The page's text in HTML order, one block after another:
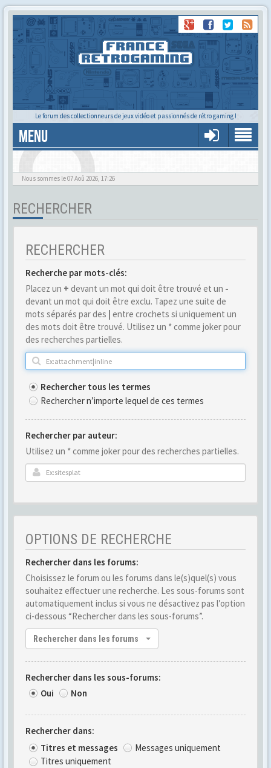
Le forum des collectionneurs de jeux vidéo et passionnés de rétro gaming !
MENU
Alors tu trouves ?
Nous sommes le 07 Aoû 2026, 17:26
RECHERCHER
RECHERCHER
Recherche par mots-clés:
Placez un + devant un mot qui doit être trouvé et un -
devant un mot qui doit être exclu. Tapez une suite de
mots séparés par des | entre crochets si uniquement un
des mots doit être trouvé. Utilisez un * comme joker pour
des recherches partielles.
Rechercher tous les termes
Rechercher n’importe lequel de ces termes
Rechercher par auteur:
Utilisez un * comme joker pour des recherches partielles.
OPTIONS DE RECHERCHE
Rechercher dans les forums:
Choisissez le forum ou les forums dans le(s)quel(s) vous
souhaitez effectuer une recherche. Les sous-forums sont
automatiquement inclus si vous ne désactivez pas l’option
ci-dessous “Rechercher dans les sous-forums”.
Rechercher dans les forums
Rechercher dans les sous-forums:
Oui
Non
Rechercher dans:
Titres et messages
Messages uniquement
Titres uniquement